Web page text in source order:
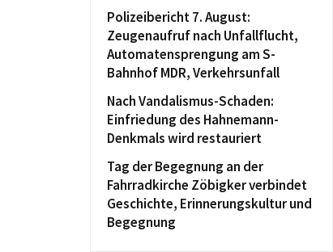
Polizeibericht 7. August:
Zeugenaufruf nach Unfallflucht,
Automatensprengung am S-
Bahnhof MDR, Verkehrsunfall
Nach Vandalismus-Schaden:
Einfriedung des Hahnemann-
Denkmals wird restauriert
Tag der Begegnung an der
Fahrradkirche Zöbigker verbindet
Geschichte, Erinnerungskultur und
Begegnung